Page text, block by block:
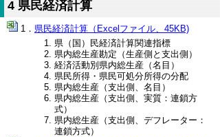
4 県民経済計算
県民経済計算（Excelファイル、45KB)
県（国）民経済計算関連指標
県内総生産勘定（生産側と支出側）
経済活動別県内総生産（名目）
県民所得・県民可処分所得の分配
県内総生産（支出側、名目）
県内総生産（支出側、実質：連鎖方
式）
県内総生産（支出側、デフレーター：
連鎖方式）